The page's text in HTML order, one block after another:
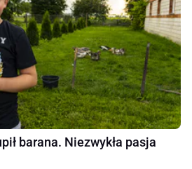
barana. Niezwykła pasja